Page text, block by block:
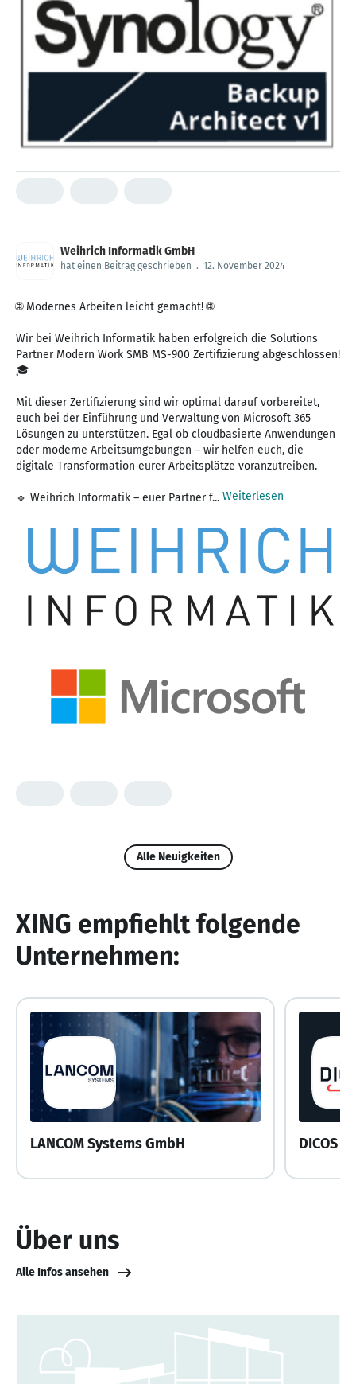
Weihrich Informatik GmbH
hat einen Beitrag geschrieben . 12. November 2024
🌐 Modernes Arbeiten leicht gemacht! 🌐
Wir bei Weihrich Informatik haben erfolgreich die Solutions
Partner Modern Work SMB MS-900 Zertifizierung abgeschlossen!
🎓
Mit dieser Zertifizierung sind wir optimal darauf vorbereitet,
euch bei der Einführung und Verwaltung von Microsoft 365
Lösungen zu unterstützen. Egal ob cloudbasierte Anwendungen
oder moderne Arbeitsumgebungen – wir helfen euch, die
digitale Transformation eurer Arbeitsplätze voranzutreiben.
🔹 Weihrich Informatik – euer Partner f... Weiterlesen
Alle Neuigkeiten
XING empfiehlt folgende
Unternehmen:
LANCOM Systems GmbH
Über uns
Alle Infos ansehen